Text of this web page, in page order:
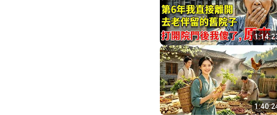
29
張宇 Phil
MV)
Timeless
30
【那些
薇 - 掏心
love80s
31
張宇 Phil
News (官